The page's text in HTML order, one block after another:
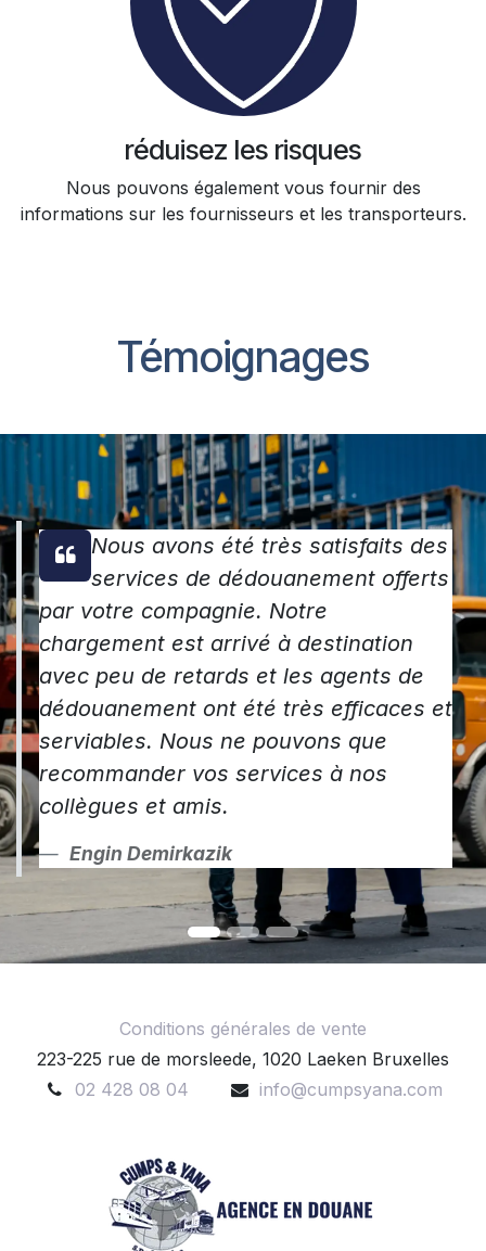
réduisez les risques
Nous pouvons également vous fournir des
informations sur les fournisseurs et les transporteurs.
Témoignages
Nous avons été très satisfaits des
services de dédouanement offerts
par votre compagnie. Notre
chargement est arrivé à destination
avec peu de retards et les agents de
dédouanement ont été très efficaces et
serviables. Nous ne pouvons que
recommander vos services à nos
collègues et amis.
Engin Demirkazik
Conditions générales de vente
223-225 rue de morsleede, 1020 Laeken Bruxelles
02 428 08 04
info@cumpsyana.com